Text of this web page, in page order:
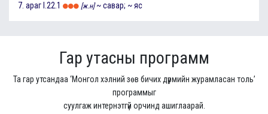
7. араг I.22.1 [ж.н] ~ савар; ~ яс
Гар утасны программ
Та гар утсандаа ‘Монгол хэлний зөв бичих дүрмийн журамласан толь’
программыг
суулгаж интернэтгүй орчинд ашиглаарай.